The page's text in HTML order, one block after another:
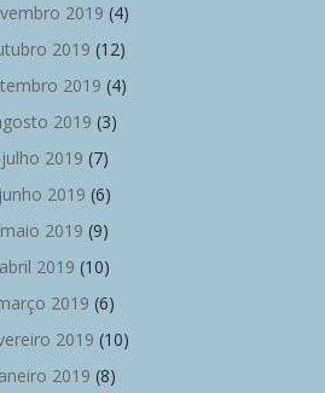
2019 (4)
2019 (12)
2019 (4)
2019 (3)
julho 2019 (7)
junho 2019 (6)
maio 2019 (9)
abril 2019 (10)
2019 (6)
2019 (10)
2019 (8)